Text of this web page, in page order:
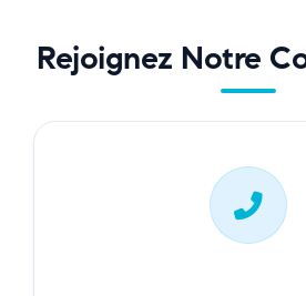
Rejoignez Notre